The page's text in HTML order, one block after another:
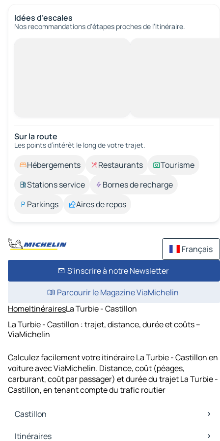
Idées d’escales
Nos recommandations d'étapes proches de l’itinéraire.
Sur la route
Les points d’intérêt le long de votre trajet.
Hébergements Restaurants
Tourisme
Stations service
Bornes de recharge
Parkings
Aires de repos
Français
S'inscrire à notre Newsletter
Parcourir le Magazine ViaMichelin
HomeItinérairesLa Turbie - Castillon
La Turbie - Castillon : trajet, distance, durée et coûts –
ViaMichelin
Calculez facilement votre itinéraire La Turbie - Castillon en
voiture avec ViaMichelin. Distance, coût (péages,
carburant, coût par passager) et durée du trajet La Turbie -
Castillon, en tenant compte du trafic routier
Castillon
Castillon Cartes et plans
Itinéraires